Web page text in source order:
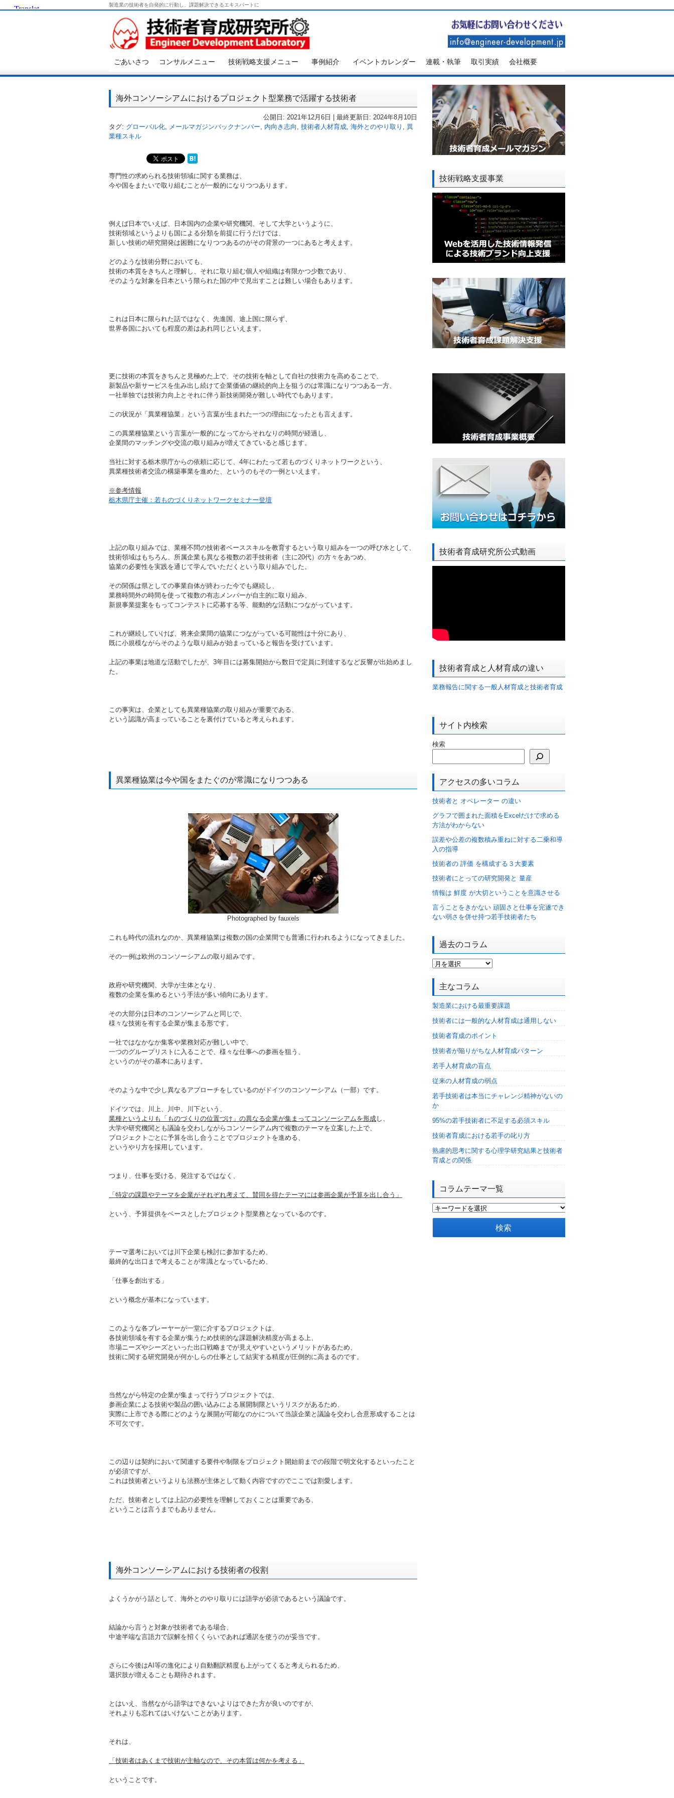
製造業の技術者を自発的に行動し、課題解決できるエキスパートに
ごあいさつ コンサルメニュー 技術戦略支援メニュー 事例紹介 イベントカレンダー 連載・執筆 取引実績 会社概要
海外コンソーシアムにおけるプロジェクト型業務で活躍する技術者
公開日: 2021年12月6日 | 最終更新日: 2024年8月10日
タグ: グローバル化, メールマガジンバックナンバー, 内向き志向 , 技術者人材育成, 海外とのやり取り , 異
業種スキル
専門性の求められる技術領域に関する業務は、
今や国をまたいで取り組むことが一般的になりつつあります。
例えば日本でいえば、日本国内の企業や研究機関、そして大学というように、
技術領域というよりも国による分類を前提に行うだけでは、
新しい技術の研究開発は困難になりつつあるのがその背景の一つにあると考えます。
どのような技術分野においても、
技術の本質をきちんと理解し、それに取り組む個人や組織は有限かつ少数であり、
そのような対象を日本という限られた国の中で見出すことは難しい場合もあります。
これは日本に限られた話ではなく、先進国、途上国に限らず、
世界各国においても程度の差はあれ同じといえます。
更に技術の本質をきちんと見極めた上で、その技術を軸として自社の技術力を高めることで、
新製品や新サービスを生み出し続けて企業価値の継続的向上を狙うのは常識になりつつある一方、
一社単独では技術力向上とそれに伴う新技術開発が難しい時代でもあります。
この状況が「異業種協業」という言葉が生まれた一つの理由になったとも言えます。
この異業種協業という言葉が一般的になってからそれなりの時間が経過し、
企業間のマッチングや交流の取り組みが増えてきていると感じます。
当社に対する栃木県庁からの依頼に応じて、4年にわたって若ものづくりネットワークという、
異業種技術者交流の構築事業を進めた、というのもその一例といえます。
※参考情報
栃木県庁主催：若ものづくりネットワークセミナー登壇
上記の取り組みでは、業種不問の技術者ベーススキルを教育するという取り組みを一つの呼び水として、
技術領域はもちろん、所属企業も異なる複数の若手技術者（主に20代）の方々をあつめ、
協業の必要性を実践を通じて学んでいただくという取り組みでした。
その関係は県としての事業自体が終わった今でも継続し、
業務時間外の時間を使って複数の有志メンバーが自主的に取り組み、
新規事業提案をもってコンテストに応募する等、能動的な活動につながっています。
これが継続していけば、将来企業間の協業につながっている可能性は十分にあり、
既に小規模ながらそのような取り組みが始まっていると報告を受けています。
上記の事業は地道な活動でしたが、3年目には募集開始から数日で定員に到達するなど反響が出始めまし
た。
この事実は、企業としても異業種協業の取り組みが重要である、
という認識が高まっていることを裏付けていると考えられます。
異業種協業は今や国をまたぐのが常識になりつつある
Photographed by fauxels
これも時代の流れなのか、異業種協業は複数の国の企業間でも普通に行われるようになってきました。
その一例は欧州のコンソーシアムの取り組みです。
政府や研究機関、大学が主体となり、
複数の企業を集めるという手法が多い傾向にあります。
その大部分は日本のコンソーシアムと同じで、
様々な技術を有する企業が集まる形です。
一社ではなかなか集客や業務対応が難しい中で、
一つのグループリストに入ることで、様々な仕事への参画を狙う、
というのがその基本にあります。
そのような中で少し異なるアプローチをしているのがドイツのコンソーシアム（一部）です。
ドイツでは、川上、川中、川下という、
業種というよりも「ものづくりの位置づけ」の異なる企業が集まってコンソーシアムを形成し、
大学や研究機関とも議論を交わしながらコンソーシアム内で複数のテーマを立案した上で、
プロジェクトごとに予算を出し合うことでプロジェクトを進める、
というやり方を採用しています。
つまり、仕事を受ける、発注するではなく、
「特定の課題やテーマを企業がそれぞれ考えて、賛同を得たテーマには参画企業が予算を出し合う」
という、予算提供をベースとしたプロジェクト型業務となっているのです。
テーマ選考においては川下企業も検討に参加するため、
最終的な出口まで考えることが常識となっているため、
「仕事を創出する」
という概念が基本になっています。
このような各プレーヤーが一堂に介するプロジェクトは、
各技術領域を有する企業が集うため技術的な課題解決精度が高まる上、
市場ニーズやシーズといった出口戦略までが見えやすいというメリットがあるため、
技術に関する研究開発が何かしらの仕事として結実する精度が圧倒的に高まるのです。
当然ながら特定の企業が集まって行うプロジェクトでは、
参画企業による技術や製品の囲い込みによる展開制限というリスクがあるため、
実際に上市できる際にどのような展開が可能なのかについて当該企業と議論を交わし合意形成することは
不可欠です。
この辺りは契約において関連する要件や制限をプロジェクト開始前までの段階で明文化するといったこと
が必須ですが、
これは技術者というよりも法務が主体として動く内容ですのでここでは割愛します。
ただ、技術者としては上記の必要性を理解しておくことは重要である、
ということは言うまでもありません。
海外コンソーシアムにおける技術者の役割
よくうかがう話として、海外とのやり取りには語学が必須であるという議論です。
結論から言うと対象が技術者である場合、
中途半端な言語力で誤解を招くくらいであれば通訳を使うのが妥当です。
さらに今後はAI等の進化により自動翻訳精度も上がってくると考えられるため、
選択肢が増えることも期待されます。
とはいえ、当然ながら語学はできないよりはできた方が良いのですが、
それよりも忘れてはいけないことがあります。
それは、
「技術者はあくまで技術が主軸なので、その本質は何かを考える」
ということです。
技術戦略支援事業
技術者育成研究所公式動画
技術者育成と人材育成の違い
業務報告に関する一般人材育成と技術者育成
サイト内検索
検索
アクセスの多いコラム
技術者と オペレーター の違い
グラフで囲まれた面積をExcelだけで求める
方法がわからない
誤差や公差の複数積み重ねに対する二乗和導
入の指導
技術者の 評価 を構成する３大要素
技術者にとっての研究開発と 量産
情報は 鮮度 が大切ということを意識させる
言うことをきかない 頑固さと仕事を完遂でき
ない弱さを併せ持つ若手技術者たち
過去のコラム
主なコラム
製造業における最重要課題
技術者には一般的な人材育成は通用しない
技術者育成のポイント
技術者が陥りがちな人材育成パターン
若手人材育成の盲点
従来の人材育成の弱点
若手技術者は本当にチャレンジ精神がないの
か
95%の若手技術者に不足する必須スキル
技術者育成における若手の叱り方
熟慮的思考に関する心理学研究結果と技術者
育成との関係
コラムテーマ一覧